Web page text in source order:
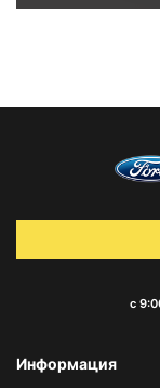
с
Информация